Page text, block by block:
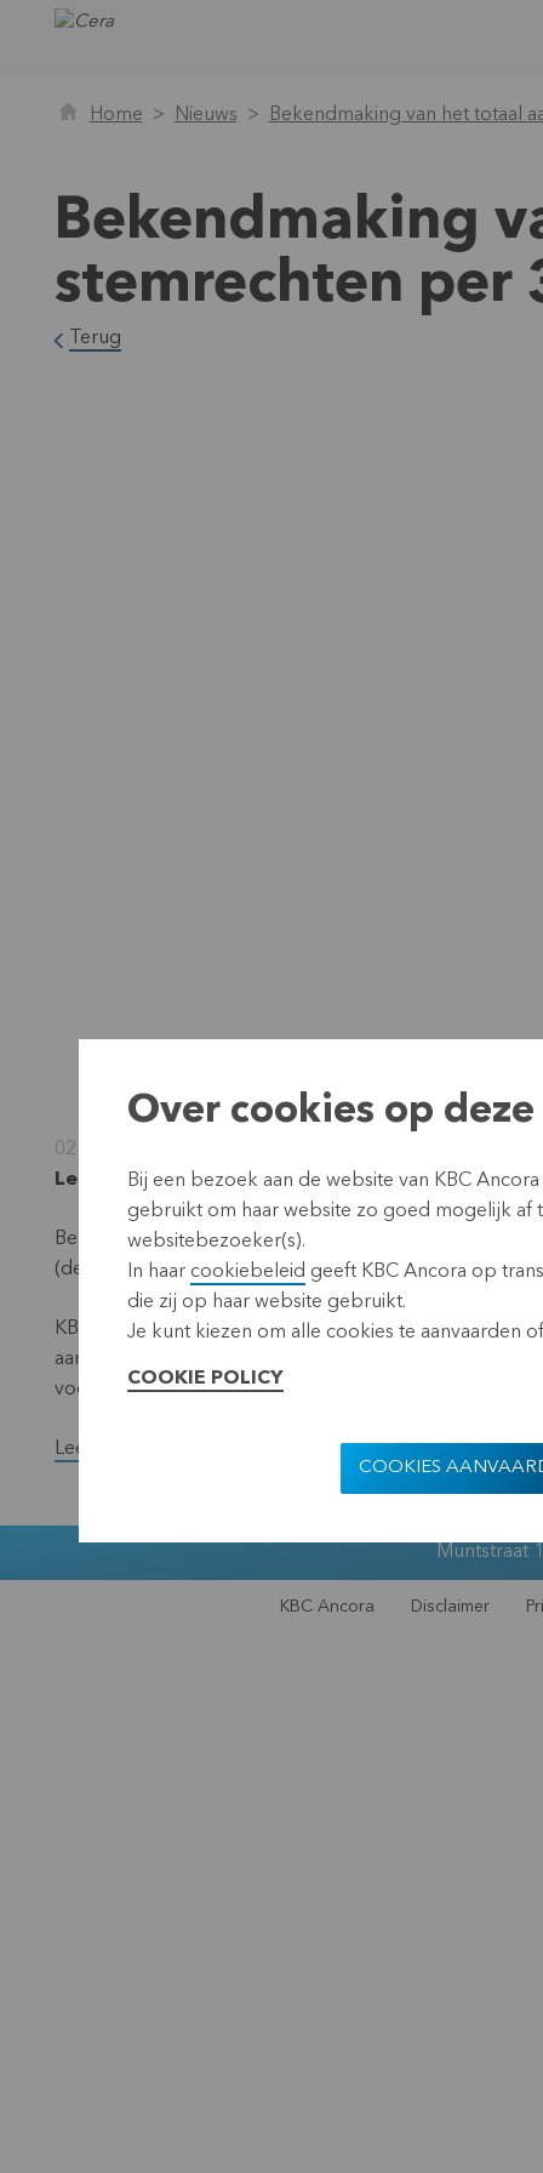
Home Nieuws Bekendmaking van het totaal
Bekendmaking
stemrechten per
Terug
02 januari 2025
Leuven, 2 januari 2025 (17.40 CET)
Bekendmaking overeenkomstig de vereisten van de
(de ‘noemer’) – situatie 31 december 2024.
KBC Ancora maakt maandelijks op haar website en
aantal stemrechtverlenende effecten en het totaal
voorbije maand een wijziging ondergingen.
Lees het volledige persbericht.
Muntstraat
KBC Ancora Disclaimer
Over cookies op
Bij een bezoek aan de website van KBC
gebruikt om haar website zo goed mogelijk
websitebezoeker(s).
In haar cookiebeleid geeft KBC Ancora op
die zij op haar website gebruikt.
Je kunt kiezen om alle cookies te aanvaarden
COOKIE POLICY
COOKIES